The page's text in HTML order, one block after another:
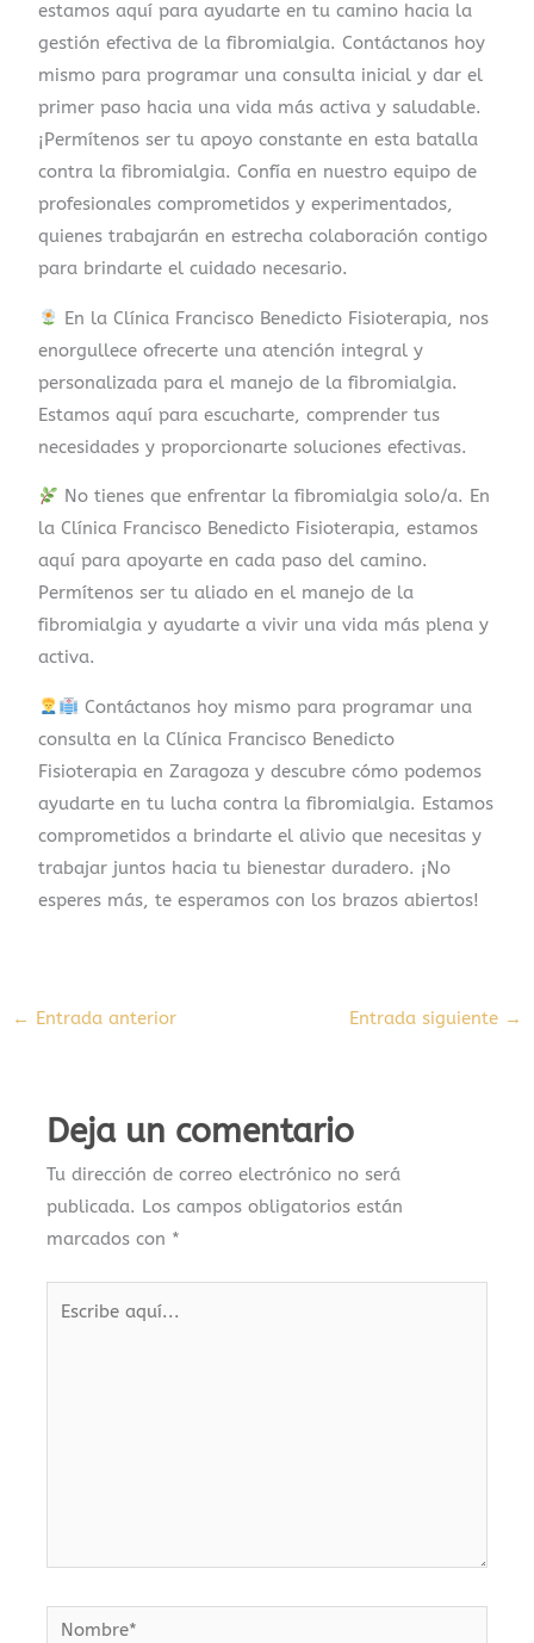
estamos aquí para ayudarte en tu camino hacia la
gestión efectiva de la fibromialgia. Contáctanos hoy
mismo para programar una consulta inicial y dar el
primer paso hacia una vida más activa y saludable.
¡Permítenos ser tu apoyo constante en esta batalla
contra la fibromialgia. Confía en nuestro equipo de
profesionales comprometidos y experimentados,
quienes trabajarán en estrecha colaboración contigo
para brindarte el cuidado necesario.
En la Clínica Francisco Benedicto Fisioterapia, nos
enorgullece ofrecerte una atención integral y
personalizada para el manejo de la fibromialgia.
Estamos aquí para escucharte, comprender tus
necesidades y proporcionarte soluciones efectivas.
No tienes que enfrentar la fibromialgia solo/a. En
la Clínica Francisco Benedicto Fisioterapia, estamos
aquí para apoyarte en cada paso del camino.
Permítenos ser tu aliado en el manejo de la
fibromialgia y ayudarte a vivir una vida más plena y
activa.
Contáctanos hoy mismo para programar una
consulta en la Clínica Francisco Benedicto
Fisioterapia en Zaragoza y descubre cómo podemos
ayudarte en tu lucha contra la fibromialgia. Estamos
comprometidos a brindarte el alivio que necesitas y
trabajar juntos hacia tu bienestar duradero. ¡No
esperes más, te esperamos con los brazos abiertos!
← Entrada anterior Entrada siguiente →
Deja un comentario
Tu dirección de correo electrónico no será
publicada. Los campos obligatorios están
marcados con *
Nombre*